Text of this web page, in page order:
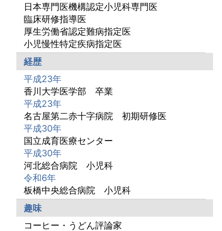
日本専門医機構認定小児科専門医
臨床研修指導医
厚生労働省認定難病指定医
小児慢性特定疾病指定医
経歴
平成23年
香川大学医学部 卒業
平成23年
名古屋第二赤十字病院 初期研修医
平成30年
国立成育医療センター
平成30年
河北総合病院 小児科
令和6年
板橋中央総合病院 小児科
趣味
コーヒー・うどん評論家